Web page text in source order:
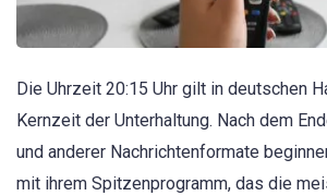
Die Uhrzeit 20:15 Uhr gilt in deutschen
Kernzeit der Unterhaltung. Nach dem
und anderer Nachrichtenformate
mit ihrem Spitzenprogramm, das die